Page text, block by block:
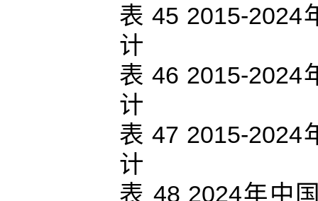
表 45 2015-2024
计
表 46 2015-2024
计
表 47 2015-2024
计
表 48 2024年中